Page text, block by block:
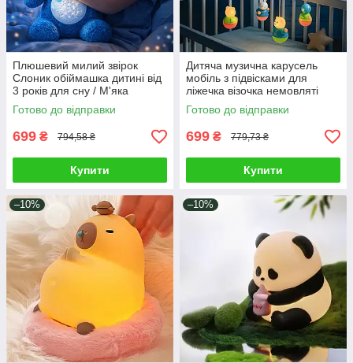
Плюшевий милий звірок
Слоник обіймашка дитині від
3 років для сну / М'яка
іграшка проектор нічник
світло мелодії
Готово до відправки
699 ₴ 794,58 ₴
Купити
Дитяча музична карусель
мобіль з підвісками для
ліжечка візочка немовляті
Заводна іграшка грає мелодії
Готово до відправки
699 ₴ 779,73 ₴
Купити
–10% –10%